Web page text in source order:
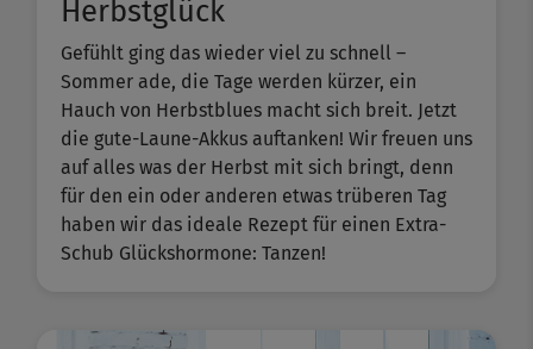
Herbstglück
Gefühlt ging das wieder viel zu schnell –
Sommer ade, die Tage werden kürzer, ein
Hauch von Herbstblues macht sich breit. Jetzt
die gute-Laune-Akkus auftanken! Wir freuen uns
auf alles was der Herbst mit sich bringt, denn
für den ein oder anderen etwas trüberen Tag
haben wir das ideale Rezept für einen Extra-
Schub Glückshormone: Tanzen!